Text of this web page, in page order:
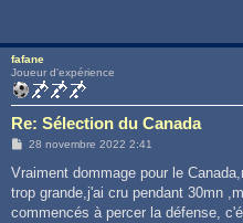
fafane
Joueur d'expérience
Re: Sélection du Canada
M
s
a
g
28 novembre 2022 2:41
Vraiment dommage pour le
trop grande,j'ai cru pendant 30mn
commencés à percer la défense,